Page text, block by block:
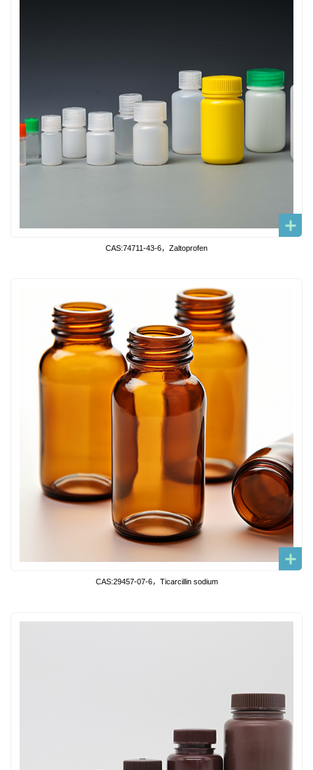
CAS:74711-43-6，Zaltoprofen
CAS:29457-07-6，Ticarcillin sodium